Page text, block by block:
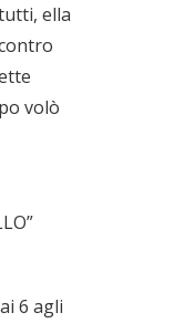
ella
volò
6 agli